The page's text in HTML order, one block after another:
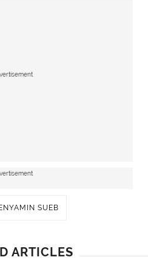
SUEB
ARTICLES